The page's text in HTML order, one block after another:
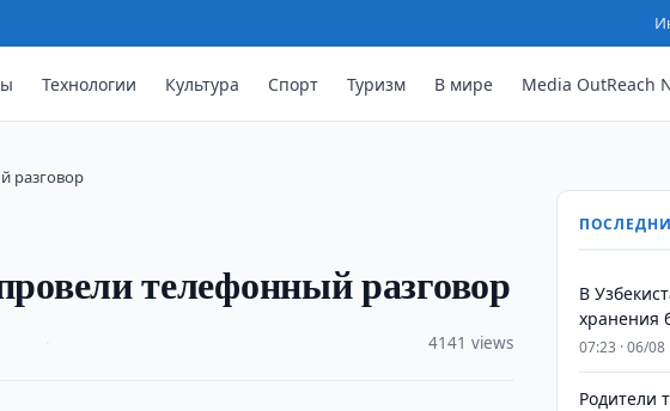
Технологии Культура Спорт Туризм В мире Media OutReach
разговор
телефонный разговор
4141 views
В
хранения
07:23 · 06/08
Родители